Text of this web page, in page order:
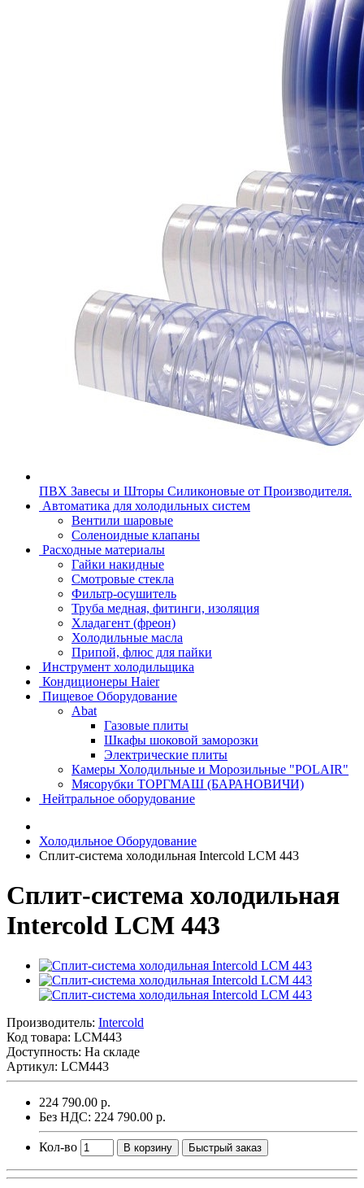
ПВХ Завесы и Шторы Силиконовые от Производителя.
Автоматика для холодильных систем
Вентили шаровые
Соленоидные клапаны
Расходные материалы
Гайки накидные
Смотровые стекла
Фильтр-осушитель
Труба медная, фитинги, изоляция
Хладагент (фреон)
Холодильные масла
Припой, флюс для пайки
Инструмент холодильщика
Кондиционеры Haier
Пищевое Оборудование
Abat
Газовые плиты
Шкафы шоковой заморозки
Электрические плиты
Камеры Холодильные и Морозильные "POLAIR"
Мясорубки ТОРГМАШ (БАРАНОВИЧИ)
Нейтральное оборудование
Холодильное Оборудование
Сплит-система холодильная Intercold LCM 443
Сплит-система холодильная
Intercold LCM 443
Производитель: Intercold
Код товара: LCM443
Доступность: На складе
Артикул: LCM443
224 790.00 р.
Без НДС: 224 790.00 р.
Кол-во В корзину Быстрый заказ